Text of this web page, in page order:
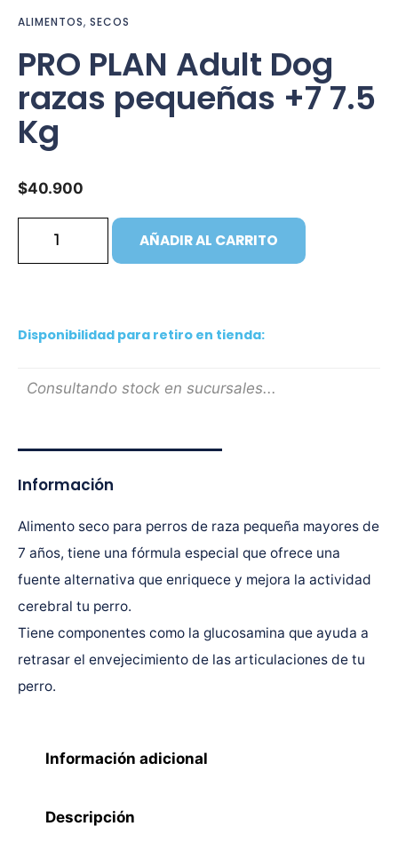
ALIMENTOS, SECOS
PRO PLAN Adult Dog
razas pequeñas +7 7.5
Kg
$40.900
AÑADIR AL CARRITO
Disponibilidad para retiro en tienda:
Consultando stock en sucursales...
Información
Alimento seco para perros de raza pequeña mayores de
7 años, tiene una fórmula especial que ofrece una
fuente alternativa que enriquece y mejora la actividad
cerebral tu perro.
Tiene componentes como la glucosamina que ayuda a
retrasar el envejecimiento de las articulaciones de tu
perro.
Información adicional
Descripción